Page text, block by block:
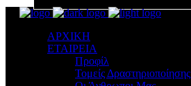
ΑΡΧΙΚΗ
ΕΤΑΙΡΕΙΑ
Προφίλ
Τομείς Δραστηριοποίησης